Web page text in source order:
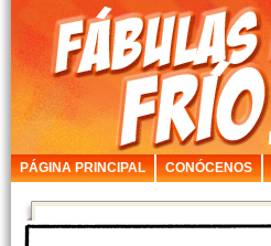
PÁGINA PRINCIPAL CONÓCENOS